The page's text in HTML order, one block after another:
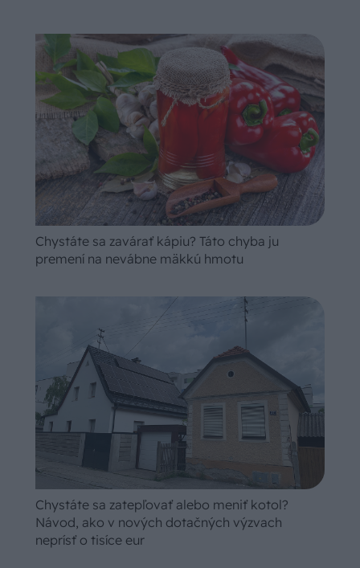
Chystáte sa zavárať kápiu? Táto chyba ju
premení na nevábne mäkkú hmotu
Chystáte sa zatepľovať alebo meniť kotol?
Návod, ako v nových dotačných výzvach
neprísť o tisíce eur